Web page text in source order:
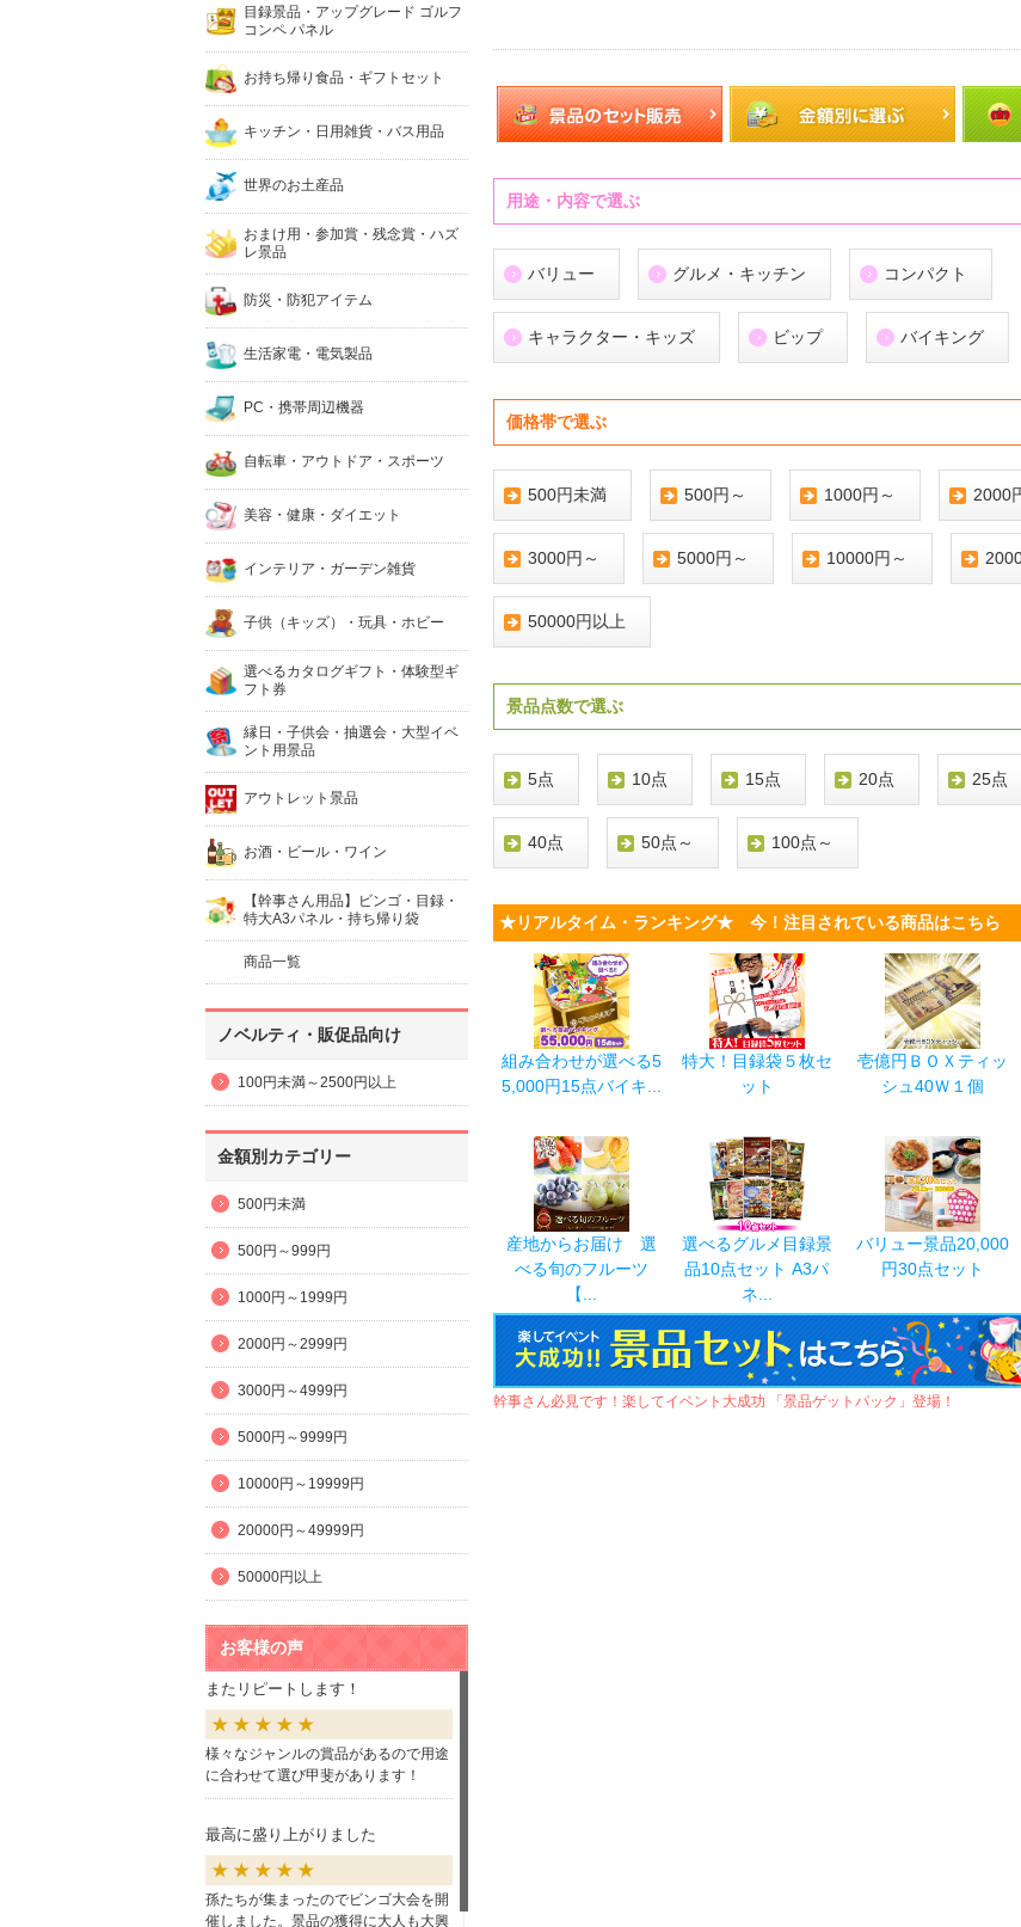
目録景品・アップグレード ゴルフ
コンペ パネル
お持ち帰り食品・ギフトセット
キッチン・日用雑貨・バス用品
世界のお土産品
おまけ用・参加賞・残念賞・ハズ
レ景品
防災・防犯アイテム
生活家電・電気製品
PC・携帯周辺機器
自転車・アウトドア・スポーツ
美容・健康・ダイエット
インテリア・ガーデン雑貨
子供（キッズ）・玩具・ホビー
選べるカタログギフト・体験型ギ
フト券
縁日・子供会・抽選会・大型イベ
ント用景品
アウトレット景品
お酒・ビール・ワイン
【幹事さん用品】ビンゴ・目録・
特大A3パネル・持ち帰り袋
商品一覧
ノベルティ・販促品向け
100円未満～2500円以上
金額別カテゴリー
500円未満
500円～999円
1000円～1999円
2000円～2999円
3000円～4999円
5000円～9999円
10000円～19999円
20000円～49999円
50000円以上
お客様の声
またリピートします！
様々なジャンルの賞品があるので用途
に合わせて選び甲斐があります！
最高に盛り上がりました
孫たちが集まったのでビンゴ大会を開
催しました。景品の獲得に大人も大興
用途・内容で選ぶ
バリュー グルメ・キッチン コンパクト
キャラクター・キッズ ビップ バイキング
価格帯で選ぶ
500円未満 500円～ 1000円～ 2000
3000円～ 5000円～ 10000円～
50000円以上
景品点数で選ぶ
5点 10点 15点 20点 25点
40点 50点～ 100点～
★リアルタイム・ランキング★ 今！注目されている商品はこちら
組み合わせが選べる5
5,000円15点バイキ...
特大！目録袋５枚セ
ット
壱億円ＢＯＸティッ
シュ40Ｗ１個
産地からお届け 選
べる旬のフルーツ
【...
選べるグルメ目録景
品10点セット A3パ
ネ...
バリュー景品20,000
円30点セット
幹事さん必見です！楽してイベント大成功 「景品ゲットパック」登場！